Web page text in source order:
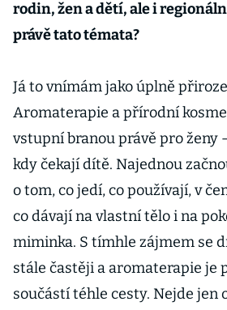
rodin, žen a dětí, ale i
právě tato témata?
Já to vnímám jako úplně
Aromaterapie a přírodní
vstupní branou právě pro ženy
kdy čekají dítě. Najednou
o tom, co jedí, co používají, v
co dávají na vlastní tělo i na
miminka. S tímhle zájmem se
stále častěji a aromaterapie je
součástí téhle cesty. Nejde jen